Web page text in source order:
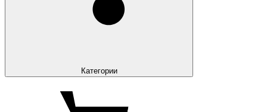
Категории